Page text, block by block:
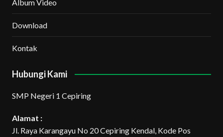
Album Video
Download
Kontak
Hubungi Kami
SMP Negeri 1 Cepiring
Alamat :
Jl. Raya Karangayu No 20 Cepiring Kendal, Kode Pos